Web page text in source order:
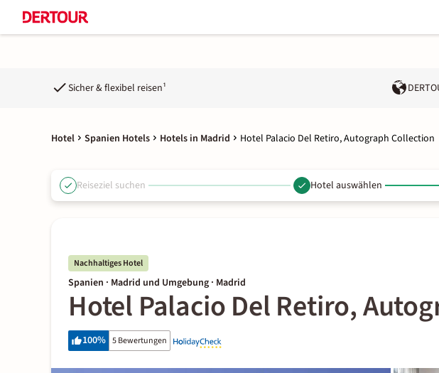
Sicher & flexibel reisen¹
Hotel Spanien Hotels Hotels in Madrid Hotel Palacio Del Retiro, Autograph Collection
Reiseziel suchen Hotel auswählen
Nachhaltiges Hotel
Spanien · Madrid und Umgebung · Madrid
Hotel Palacio Del Retiro,
100% 5 Bewertungen